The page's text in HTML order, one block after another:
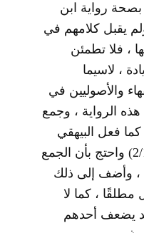
رواية ابن
يقبل كلامهم في
، فلا تطمئن
، لاسيما
والأصوليين في
الرواية ، وجمع
كما فعل البيهقي
في ” السنن الكبرى ” (2/113) واحتج بأن الجمع
، وأضف إلى ذلك
مطلقًا ، كما لا
يضعف أحدهم